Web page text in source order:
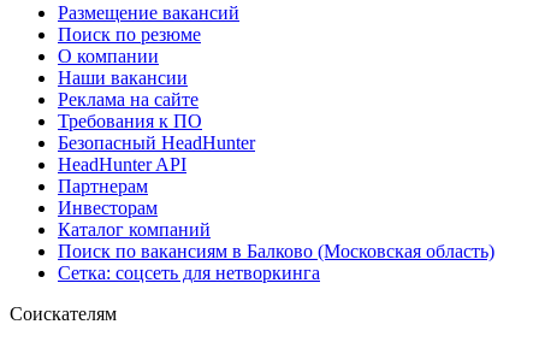
Размещение вакансий
Поиск по резюме
О компании
Наши вакансии
Реклама на сайте
Требования к ПО
Безопасный HeadHunter
HeadHunter API
Партнерам
Инвесторам
Каталог компаний
Поиск по вакансиям в Балково (Московская область)
Сетка: соцсеть для нетворкинга
Соискателям